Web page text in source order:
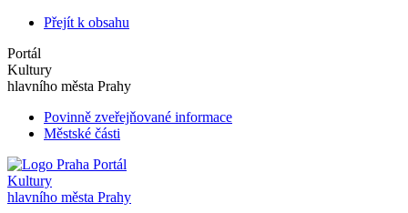
Přejít k obsahu
Portál
Kultury
hlavního města Prahy
Povinně zveřejňované informace
Městské části
Portál
Kultury
hlavního města Prahy